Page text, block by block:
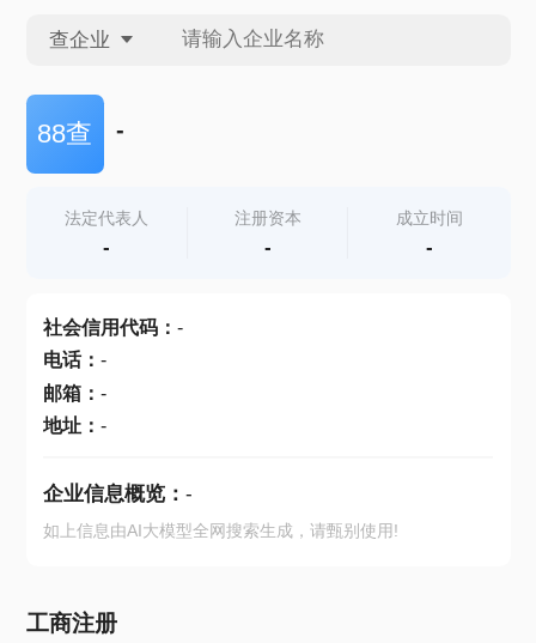
查企业
查企业
查产地
88查 -
法定代表人
-
注册资本
-
成立时间
-
社会信用代码： -
电话： -
邮箱： -
地址： -
企业信息概览： -
如上信息由AI大模型全网搜索生成，请甄别使用!
工商注册